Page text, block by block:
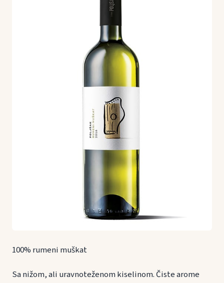
100% rumeni muškat
Sa nižom, ali uravnoteženom kiselinom. Čiste arome